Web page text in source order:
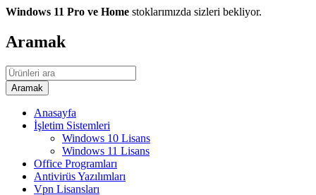
Windows 11 Pro ve Home stoklarımızda sizleri bekliyor.
Aramak
Anasayfa
İşletim Sistemleri
Windows 10 Lisans
Windows 11 Lisans
Office Programları
Antivirüs Yazılımları
Vpn Lisansları